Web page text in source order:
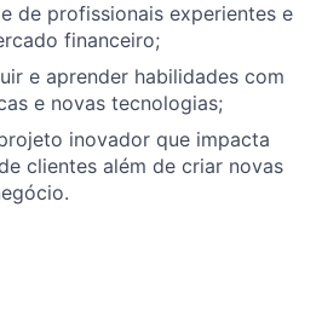
de profissionais experientes e
financeiro;
e aprender habilidades com
e novas tecnologias;
inovador que impacta
clientes além de criar novas